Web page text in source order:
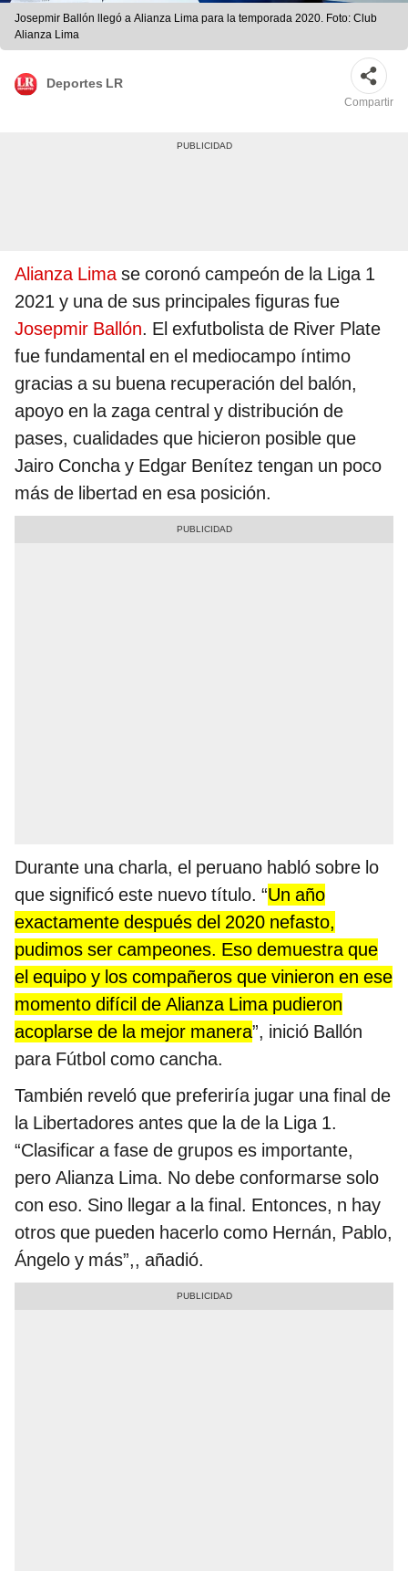
Josepmir Ballón llegó a Alianza Lima para la temporada 2020. Foto: Club
Alianza Lima
Deportes LR
Compartir
Alianza Limase coronó campeón de la Liga 1
2021 y una de sus principales figuras fue
Josepmir Ballón. El exfutbolista de River Plate
fue fundamental en el mediocampo íntimo
gracias a su buena recuperación del balón,
apoyo en la zaga central y distribución de
pases, cualidades que hicieron posible que
Jairo Concha y Edgar Benítez tengan un poco
más de libertad en esa posición.
Durante una charla, el peruano habló sobre lo
que significó este nuevo título. “Un año
exactamente después del 2020 nefasto,
pudimos ser campeones. Eso demuestra que
el equipo y los compañeros que vinieron en ese
momento difícil de Alianza Lima pudieron
acoplarse de la mejor manera”, inició Ballón
para Fútbol como cancha.
También reveló que preferiría jugar una final de
la Libertadores antes que la de la Liga 1.
“Clasificar a fase de grupos es importante,
pero Alianza Lima. No debe conformarse solo
con eso. Sino llegar a la final. Entonces, n hay
otros que pueden hacerlo como Hernán, Pablo,
Ángelo y más”,, añadió.